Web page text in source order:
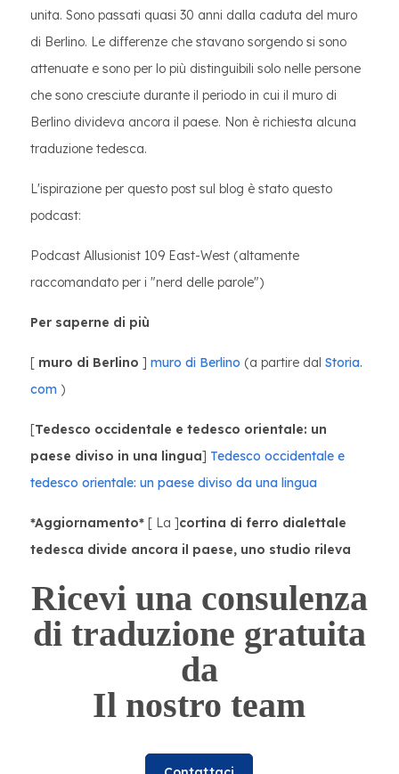
unita. Sono passati quasi 30 anni dalla caduta del muro
di Berlino. Le differenze che stavano sorgendo si sono
attenuate e sono per lo più distinguibili solo nelle persone
che sono cresciute durante il periodo in cui il muro di
Berlino divideva ancora il paese. Non è richiesta alcuna
traduzione tedesca.
L'ispirazione per questo post sul blog è stato questo
podcast:
Podcast Allusionist 109 East-West (altamente
raccomandato per i "nerd delle parole")
Per saperne di più
[ muro di Berlino ] muro di Berlino (a partire dal Storia.
com )
[Tedesco occidentale e tedesco orientale: un
paese diviso in una lingua] Tedesco occidentale e
tedesco orientale: un paese diviso da una lingua
*Aggiornamento* [ La ]cortina di ferro dialettale
tedesca divide ancora il paese, uno studio rileva
Ricevi una consulenza
di traduzione gratuita
da
Il nostro team